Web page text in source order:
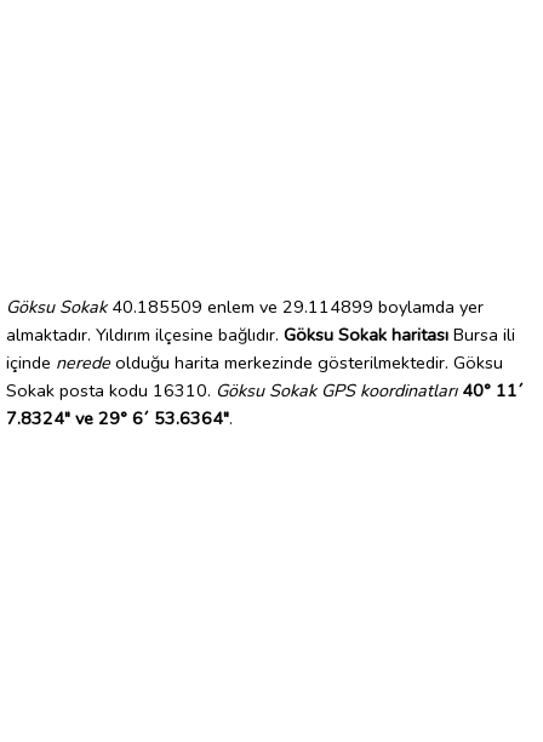
Göksu Sokak40.185509 enlem ve 29.114899 boylamda yer
almaktadır. Yıldırım ilçesine bağlıdır. Göksu Sokak haritası Bursa ili
içinde nerede olduğu harita merkezinde gösterilmektedir. Göksu
Sokak posta kodu 16310. Göksu Sokak GPS koordinatları 40° 11´
7.8324" ve 29° 6´ 53.6364".